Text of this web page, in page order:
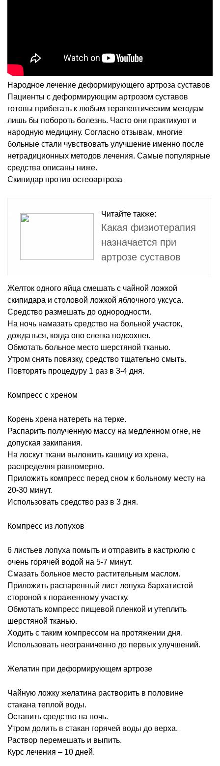
Народное лечение деформирующего артроза суставов
Пациенты с деформирующим артрозом суставов
готовы прибегать к любым терапевтическим методам
лишь бы побороть болезнь. Часто они практикуют и
народную медицину. Согласно отзывам, многие
больные стали чувствовать улучшение именно после
нетрадиционных методов лечения. Самые популярные
средства описаны ниже.
Скипидар против остеоартроза
Читайте также:
Какая физиотерапия
назначается при
артрозе суставов
Желток одного яйца смешать с чайной ложкой
скипидара и столовой ложкой яблочного уксуса.
Средство размешать до однородности.
На ночь намазать средство на больной участок,
дождаться, когда оно слегка подсохнет.
Обмотать больное место шерстяной тканью.
Утром снять повязку, средство тщательно смыть.
Повторять процедуру 1 раз в 3-4 дня.
Компресс с хреном
Корень хрена натереть на терке.
Распарить полученную массу на медленном огне, не
допуская закипания.
На лоскут ткани выложить кашицу из хрена,
распределяя равномерно.
Приложить компресс перед сном к больному месту на
20-30 минут.
Использовать средство раз в 3 дня.
Компресс из лопухов
6 листьев лопуха помыть и отправить в кастрюлю с
очень горячей водой на 5-7 минут.
Смазать больное место растительным маслом.
Приложить распаренный лист лопуха бархатистой
стороной к пораженному участку.
Обмотать компресс пищевой пленкой и утеплить
шерстяной тканью.
Ходить с таким компрессом на протяжении дня.
Использовать неограниченно до первых улучшений.
Желатин при деформирующем артрозе
Чайную ложку желатина растворить в половине
стакана теплой воды.
Оставить средство на ночь.
Утром долить в стакан горячей воды до верха.
Раствор перемешать и выпить.
Курс лечения – 10 дней.